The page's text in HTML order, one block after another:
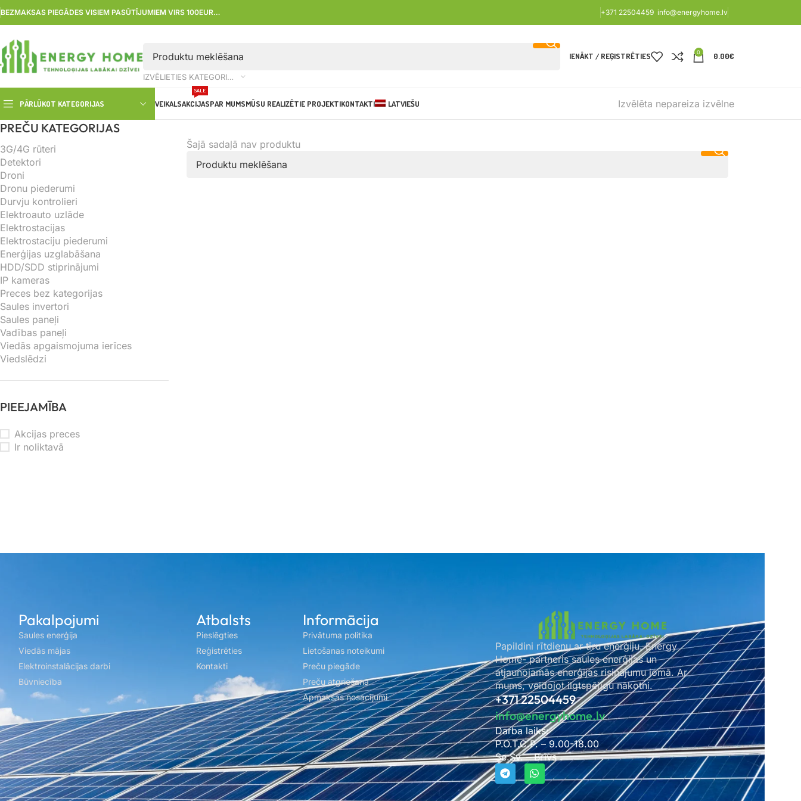
BEZMAKSAS PIEGĀDES VISIEM PASŪTĪJUMIEM VIRS 100EUR… +371 22504459 info@energyhome.lv
IZVĒLIETIES KATEGORIJU
IENĀKT / REĢISTRĒTIES 0 0.00€
PĀRLŪKOT KATEGORIJAS VEIKALSAKCIJAS
SALE
PAR MUMSMŪSU REALIZĒTIE PROJEKTIKONTAKTI LATVIEŠU Izvēlēta nepareiza izvēlne
PREČU KATEGORIJAS
3G/4G rūteri
Detektori
Droni
Dronu piederumi
Durvju kontrolieri
Elektroauto uzlāde
Elektrostacijas
Elektrostaciju piederumi
Enerģijas uzglabāšana
HDD/SDD stiprinājumi
IP kameras
Preces bez kategorijas
Saules invertori
Saules paneļi
Vadības paneļi
Viedās apgaismojuma ierīces
Viedslēdzi
PIEEJAMĪBA
Akcijas preces
Ir noliktavā
Šajā sadaļā nav produktu
Pakalpojumi
Saules enerģija
Viedās mājas
Elektroinstalācijas darbi
Būvniecība
Atbalsts
Pieslēgties
Reģistrēties
Kontakti
Informācija
Privātuma politika
Lietošanas noteikumi
Preču piegāde
Preču atgriešana
Apmaksas nosacījumi
Papildini rītdienu ar tīru enerģiju. Energy
Home- partneris saules enerģijas un
atjaunojamās enerģijas risinājumu jomā. Ar
mums, veidojot ilgtspējīgu nākotni.
+371 22504459
info@energyhome.lv
Darba laiks:
P.O.T.C.P. – 9.00-18.00
Se.Sv. – Brīvs